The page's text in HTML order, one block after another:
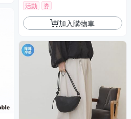
活動 券
加入購物車